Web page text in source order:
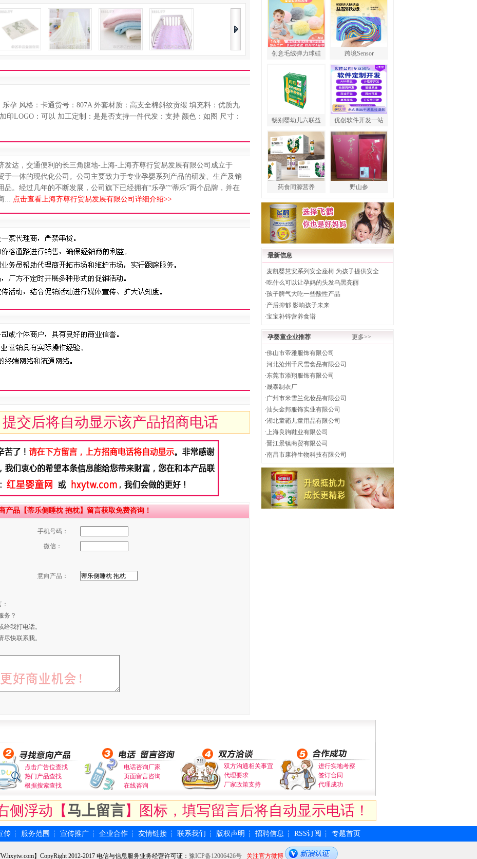
孕 风格：卡通货号：807A 外套材质：高支全棉斜纹贡缎 填充料：优质九
印LOGO：可以 加工定制：是是否支持一件代发：支持 颜色：如图 尺寸：
发达，交通便利的长三角腹地-上海-上海齐尊行贸易发展有限公司成立于
于一体的现代化公司。公司主要致力于专业孕婴系列产品的研发、生产及销
。经过几年的不断发展，公司旗下已经拥有“乐孕”“蒂乐”两个品牌，并在
... 点击查看上海齐尊行贸易发展有限公司详细介绍>>
交后将自动显示该产品招商电话
产品【蒂乐侧睡枕 抱枕】留言获取免费咨询！
手机号码：
微信：
意向产品：
务？
我打电话。
快联系我。
创意毛绒弹力球硅 跨境Sensor
畅别婴幼儿六联益 优创软件开发一站
药食同源营养 野山参
最新信息
·麦凯婴慧安系列安全座椅 为孩子提供安全
·吃什么可以让孕妈的头发乌黑亮丽
·孩子脾气大吃一些酸性产品
·产后抑郁 影响孩子未来
·宝宝补锌营养食谱
孕婴童企业推荐 更多>>
·佛山市帝雅服饰有限公司
·河北沧州千尺雪食品有限公司
·东莞市添翔服饰有限公司
·晟泰制衣厂
·广州市米雪兰化妆品有限公司
·汕头金邦服饰实业有限公司
·湖北童霸儿童用品有限公司
·上海良驹鞋业有限公司
·晋江景镇商贸有限公司
·南昌市康祥生物科技有限公司
点击广告位查找
热门产品查找
根据搜索查找
电话咨询厂家
页面留言咨询
在线咨询
双方沟通相关事宜
代理要求
厂家政策支持
进行实地考察
签订合同
代理成功
侧浮动【马上留言】图标，填写留言后将自动显示电话！
传 ┆ 服务范围 ┆ 宣传推广 ┆ 企业合作 ┆ 友情链接 ┆ 联系我们 ┆ 版权声明 ┆ 招聘信息 ┆ RSS订阅 ┆ 专题首页
】CopyRight 2012-2017 电信与信息服务业务经营许可证： 豫ICP备12006426号 关注官方微博